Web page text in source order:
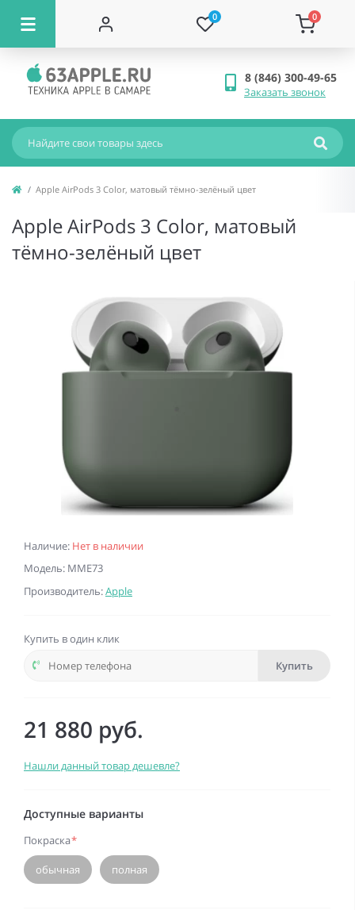
0 0
8 (846) 300-49-65
Заказать звонок
Apple AirPods 3 Color, матовый тёмно-зелёный цвет
Apple AirPods 3 Color, матовый
тёмно-зелёный цвет
Наличие: Нет в наличии
Модель: MME73
Производитель:Apple
Купить в один клик
Купить
21 880 руб.
Нашли данный товар дешевле?
Доступные варианты
Покраска*
обычная полная